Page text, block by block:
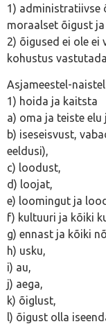
1) administratiivse
moraalset õigust ja
2) õigused ei ole ei
kohustus vastutada..
Asjameestel-
1) hoida ja kaitsta
a) oma ja teiste elu
b) iseseisvust,
eeldusi),
c) loodust,
d) loojat,
e) loomingut ja
f) kultuuri ja kõiki
g) ennast ja kõiki
h) usku,
i) au,
j) aega,
k) õiglust,
l) õigust olla